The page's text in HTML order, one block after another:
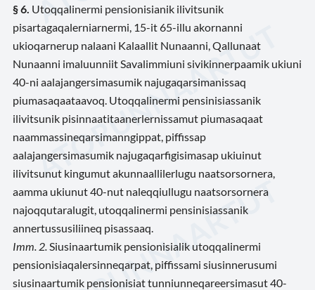
§ 6. Utoqqalinermi pensionisianik ilivitsunik
pisartagaqalerniarnermi, 15-it 65-illu akornanni
ukioqarnerup nalaani Kalaallit Nunaanni, Qallunaat
Nunaanni imaluunniit Savalimmiuni sivikinnerpaamik ukiuni
40-ni aalajangersimasumik najugaqarsimanissaq
piumasaqaataavoq. Utoqqalinermi pensinisiassanik
ilivitsunik pisinnaatitaanerlernissamut piumasaqaat
naammassineqarsimanngippat, piffissap
aalajangersimasumik najugaqarfigisimasap ukiuinut
ilivitsunut kingumut akunnaallilerlugu naatsorsornera,
aamma ukiunut 40-nut naleqqiullugu naatsorsornera
najoqqutaralugit, utoqqalinermi pensinisiassanik
annertussusiliineq pisassaaq.
Imm. 2. Siusinaartumik pensionisialik utoqqalinermi
pensionisiaqalersinneqarpat, piffissami siusinnerusumi
siusinaartumik pensionisiat tunniunneqareersimasut 40-